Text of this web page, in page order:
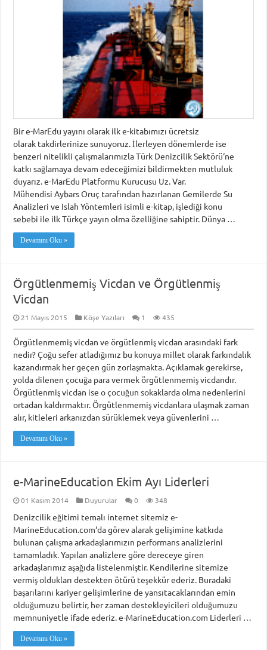
Bir e-MarEdu yayını olarak ilk e-kitabımızı ücretsiz
olarak takdirlerinize sunuyoruz. İlerleyen dönemlerde ise
benzeri nitelikli çalışmalarımızla Türk Denizcilik Sektörü‘ne
katkı sağlamaya devam edeceğimizi bildirmekten mutluluk
duyarız. e-MarEdu Platformu Kurucusu Uz. Var.
Mühendisi Aybars Oruç tarafından hazırlanan Gemilerde Su
Analizleri ve Islah Yöntemleri isimli e-kitap, işlediği konu
sebebi ile ilk Türkçe yayın olma özelliğine sahiptir. Dünya …
Devamını Oku »
Örgütlenmemiş Vicdan ve Örgütlenmiş
Vicdan
21 Mayıs 2015 Köşe Yazıları 1 435
Örgütlenmemiş vicdan ve örgütlenmiş vicdan arasındaki fark
nedir? Çoğu sefer atladığımız bu konuya millet olarak farkındalık
kazandırmak her geçen gün zorlaşmakta. Açıklamak gerekirse,
yolda dilenen çocuğa para vermek örgütlenmemiş vicdandır.
Örgütlenmiş vicdan ise o çocuğun sokaklarda olma nedenlerini
ortadan kaldırmaktır. Örgütlenmemiş vicdanlara ulaşmak zaman
alır, kitleleri arkanızdan sürüklemek veya güvenlerini …
Devamını Oku »
e-MarineEducation Ekim Ayı Liderleri
01 Kasım 2014 Duyurular 0 348
Denizcilik eğitimi temalı internet sitemiz e-
MarineEducation.com‘da görev alarak gelişimine katkıda
bulunan çalışma arkadaşlarımızın performans analizlerini
tamamladık. Yapılan analizlere göre dereceye giren
arkadaşlarımız aşağıda listelenmiştir. Kendilerine sitemize
vermiş oldukları destekten ötürü teşekkür ederiz. Buradaki
başarılarını kariyer gelişimlerine de yansıtacaklarından emin
olduğumuzu belirtir, her zaman destekleyicileri olduğumuzu
memnuniyetle ifade ederiz. e-MarineEducation.com Liderleri …
Devamını Oku »